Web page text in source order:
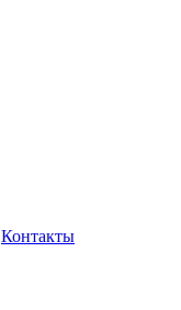
Контакты